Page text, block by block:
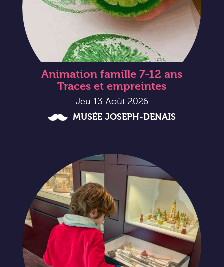
Animation famille 7-12 ans
Traces et empreintes
Jeu 13 Août 2026
MUSÉE JOSEPH-DENAIS